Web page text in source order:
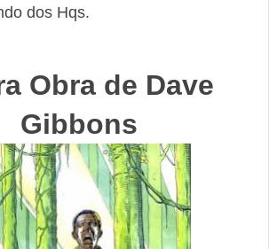
dos Hqs.
Obra de Dave
Gibbons